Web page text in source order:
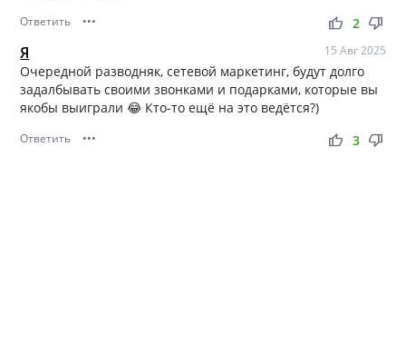
Ответить ••• thumb_up thumb_down
2
Я 15 Авг 2025
Очередной разводняк, сетевой маркетинг, будут долго
задалбывать своими звонками и подарками, которые вы
якобы выиграли 😂 Кто-то ещё на это ведётся?)
Ответить ••• thumb_up thumb_down
3